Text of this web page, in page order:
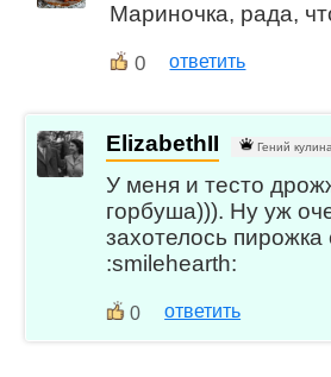
Мариночка, рада,
0 ответить
ElizabethII Гений
У меня и тесто
горбуша))). Ну уж
захотелось пирожка
:smilehearth:
0 ответить